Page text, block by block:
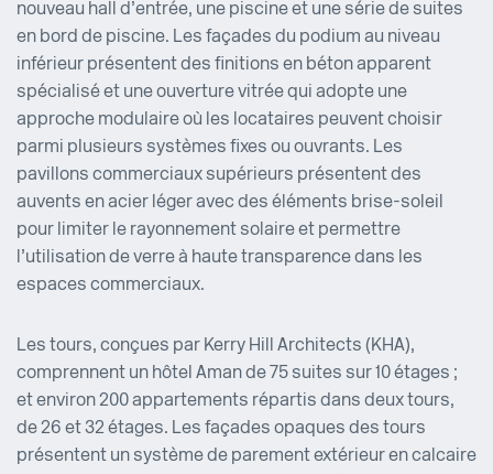
nouveau hall d’entrée, une piscine et une série de suites
en bord de piscine. Les façades du podium au niveau
inférieur présentent des finitions en béton apparent
spécialisé et une ouverture vitrée qui adopte une
approche modulaire où les locataires peuvent choisir
parmi plusieurs systèmes fixes ou ouvrants. Les
pavillons commerciaux supérieurs présentent des
auvents en acier léger avec des éléments brise-soleil
pour limiter le rayonnement solaire et permettre
l’utilisation de verre à haute transparence dans les
espaces commerciaux.
Les tours, conçues par Kerry Hill Architects (KHA),
comprennent un hôtel Aman de 75 suites sur 10 étages ;
et environ 200 appartements répartis dans deux tours,
de 26 et 32 étages. Les façades opaques des tours
présentent un système de parement extérieur en calcaire